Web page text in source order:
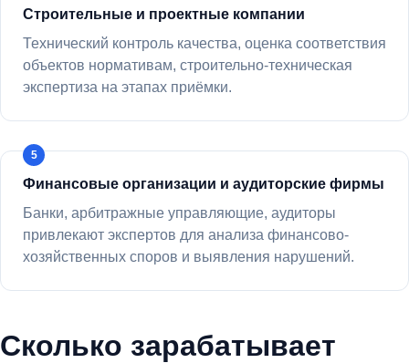
Строительные и проектные компании
Технический контроль качества, оценка соответствия
объектов нормативам, строительно-техническая
экспертиза на этапах приёмки.
Финансовые организации и аудиторские фирмы
Банки, арбитражные управляющие, аудиторы
привлекают экспертов для анализа финансово-
хозяйственных споров и выявления нарушений.
Сколько зарабатывает